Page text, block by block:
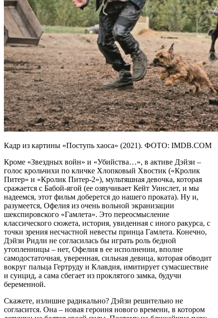
Кадр из картины «Поступь хаоса» (2021). ФОТО: IMDB.COM
Кроме «Звездных войн» и «Убийства…», в активе Дэйзи –
голос крольчихи по кличке Хлопковый Хвостик («Кролик
Питер» и «Кролик Питер-2»), мультяшная девочка, которая
сражается с Бабой-ягой (ее озвучивает Кейт Уинслет, и мы
надеемся, этот фильм доберется до нашего проката). Ну и,
разумеется, Офелия из очень вольной экранизации
шекспировского «Гамлета». Это переосмысление
классического сюжета, история, увиденная с иного ракурса, с
точки зрения несчастной невесты принца Гамлета. Конечно,
Дэйзи Ридли не согласилась бы играть роль бедной
утопленницы – нет, Офелия в ее исполнении, вполне
самодостаточная, уверенная, сильная девица, которая обводит
вокруг пальца Гертруду и Клавдия, имитирует сумасшествие
и суицид, а сама сбегает из проклятого замка, будучи
беременной.
Скажете, излишне радикально? Дэйзи решительно не
согласится. Она – новая героиня нового времени, в котором